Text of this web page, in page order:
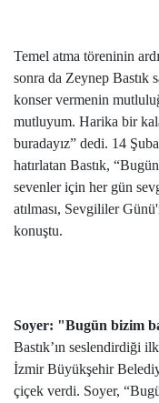
Temel atma töreninin
sonra da Zeynep Bastık
konser vermenin
mutluyum. Harika bir
buradayız” dedi. 14
hatırlatan Bastık,
sevenler için her gün
atılması, Sevgililer
konuştu.
Soyer: "Bugün bizim
Bastık’ın seslendirdiği
İzmir Büyükşehir
çiçek verdi. Soyer,